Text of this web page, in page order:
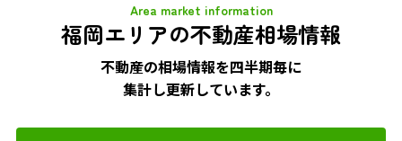
福岡エリアの不動産相場情報
Area market information
不動産の相場情報を四半期毎に
集計し更新しています。